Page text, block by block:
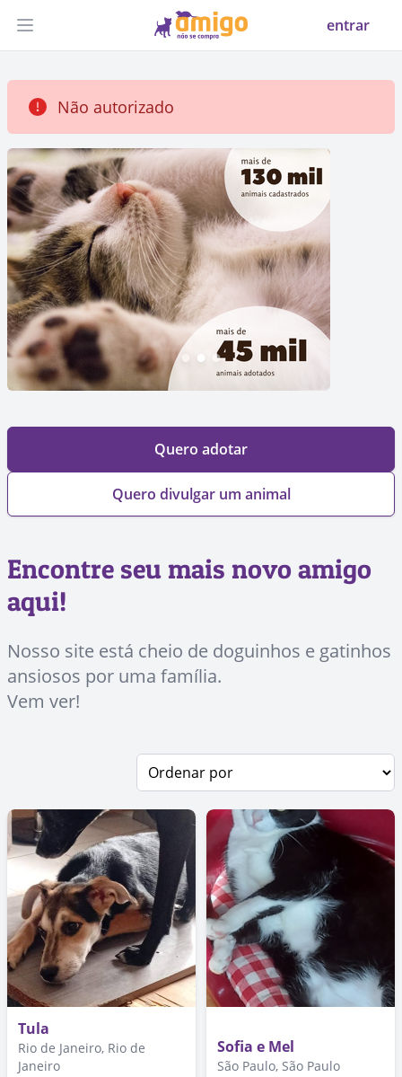
Abrir menu entrar
Não autorizado
Quero adotar
Quero divulgar um animal
Encontre seu mais novo amigo
aqui!
Nosso site está cheio de doguinhos e gatinhos
ansiosos por uma família.
Vem ver!
Tula
Rio de Janeiro, Rio de
Janeiro
Sofia e Mel
São Paulo, São Paulo